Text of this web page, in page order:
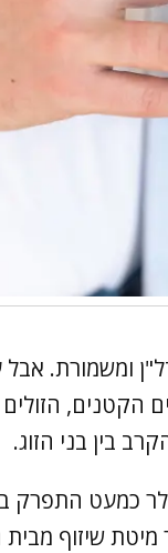
ומשמורת. אבל
הקטנים,
בין בני הזוג.
דולר כמעט
מיטת שיזוף